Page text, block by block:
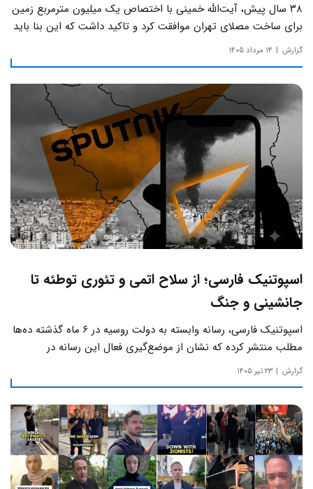
۳۸ سال پیش، آیت‌الله خمینی با اختصاص یک میلیون مترمربع زمین
برای ساخت مصلای تهران موافقت کرد و تاکید داشت که این بنا باید
به دور از زرق‌وبرق و یادآور سادگی مساجد صدر اسلام باشد.
گزارش ۱۴ مرداد ۱۴۰۵
اسپوتنیک فارسی؛ از سلاح اتمی و تئوری توطئه تا
جانشینی و جنگ
اسپوتنیک فارسی، رسانه وابسته به دولت روسیه در ۶ ماه گذشته ده‌ها
مطلب منتشر کرده که نشان از موضع‌گیری فعال این رسانه‌ در
حساس‌ترین مسائل چالش‌های داخلی ایران دارد.
گزارش ۲۳ تیر ۱۴۰۵